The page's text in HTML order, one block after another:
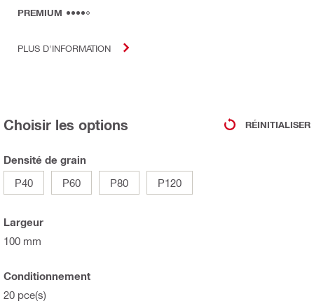
PREMIUM
PLUS D'INFORMATION
Choisir les options RÉINITIALISER
Densité de grain
P40
P60 P80 P120
Largeur
100 mm
Conditionnement
20 pce(s)